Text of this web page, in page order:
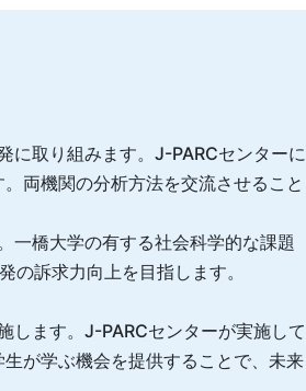
に取り組みます。J-PARCセンターに
両機関の分析方法を交流させること
一橋大学の有する社会科学的な課題
訴求力向上を目指します。
ます。J-PARCセンターが実施して
が学ぶ機会を提供することで、未来